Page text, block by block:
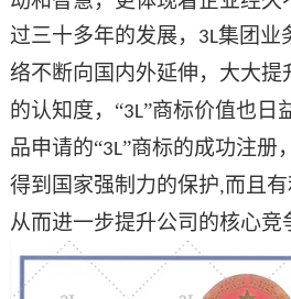
过三十多年的发展，
3L集团业
络不断向国内外延伸，大大提
的认知度，“3L”商标价值也日
品申请的“3L”商标的成功注册
得到国家强制力的保护,而且
从而进一步提升公司的核心竞